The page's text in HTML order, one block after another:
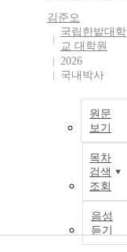
김준오
국립한밭대학
교 대학원
2026
국내박사
원문
보기
목차
검색
조회
음성
듣기